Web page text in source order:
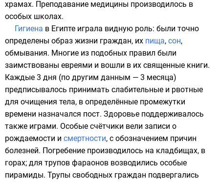
храмах. Преподавание медицины производилось в
особых школах.
Гигиена в Египте играла видную роль: были точно
определены образ жизни граждан, их пища, сон,
обмывания. Многие из подобных правил были
заимствованы евреями и вошли в их священные книги.
Каждые 3 дня (по другим данным — 3 месяца)
предписывалось принимать слабительные и рвотные
для очищения тела, в определённые промежутки
времени назначался пост. Здоровье поддерживалось
также играми. Особые счётчики вели записи о
рождаемости и смертности, с обозначением причин
болезней. Погребение производилось на кладбищах, в
горах; для трупов фараонов возводились особые
пирамиды. Трупы свободных граждан подвергались